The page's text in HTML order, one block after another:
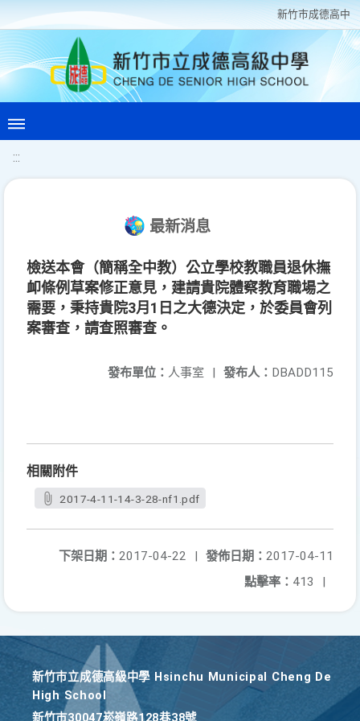
新竹巿成德高中
:::
最新消息
檢送本會（簡稱全中教）公立學校教職員退休撫
卹條例草案修正意見，建請貴院體察教育職場之
需要，秉持貴院3月1日之大德決定，於委員會列
案審查，請查照審查。
發布人： DBADD115
發布單位： 人事室 |
相關附件
2017-4-11-14-3-28-nf1.pdf
發佈日期： 2017-04-11
下架日期： 2017-04-22
|
點擊率： 413 |
新竹巿立成德高級中學 Hsinchu Municipal Cheng De
High School
新竹巿30047崧嶺路128巷38號